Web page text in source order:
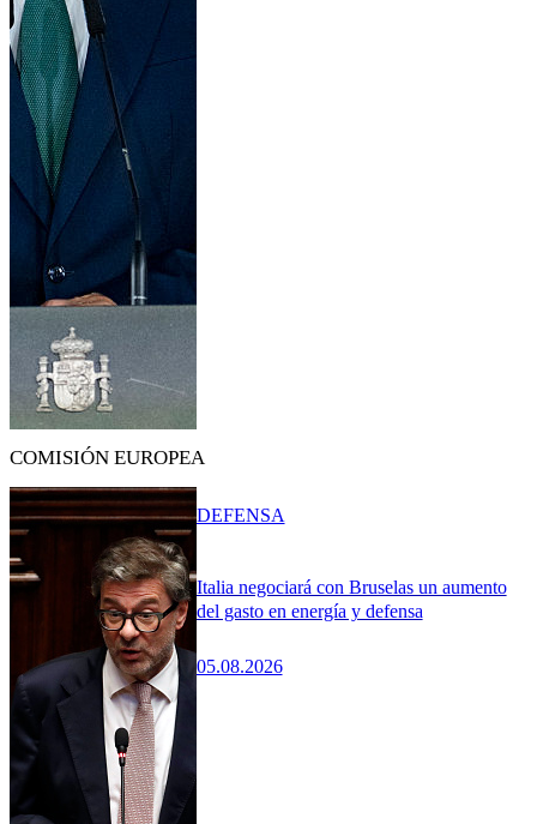
COMISIÓN EUROPEA
Italia negociará con Bruselas un aumento
del gasto en energía y defensa
05.08.2026
DEFENSA